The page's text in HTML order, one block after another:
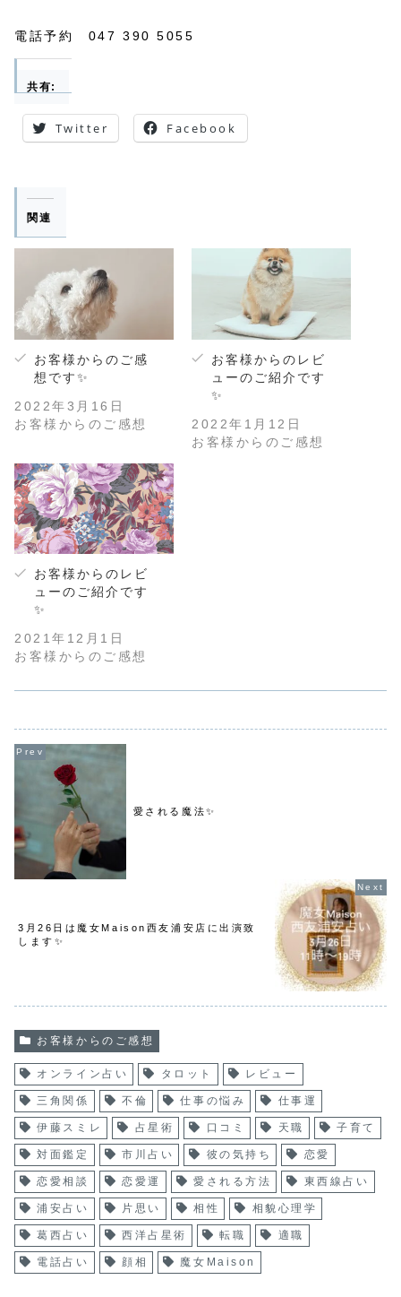
電話予約 047 390 5055
共有:
Twitter Facebook
関連
お客様からのご感
想です✨
2022年3月16日
お客様からのご感想
お客様からのレビ
ューのご紹介です
✨
2022年1月12日
お客様からのご感想
お客様からのレビ
ューのご紹介です
✨
2021年12月1日
お客様からのご感想
愛される魔法✨
3月26日は魔女Maison西友浦安店に出演致
します✨
お客様からのご感想
オンライン占い タロット レビュー
三角関係 不倫 仕事の悩み 仕事運
伊藤スミレ 占星術 口コミ 天職 子育て
対面鑑定 市川占い 彼の気持ち 恋愛
恋愛相談 恋愛運 愛される方法 東西線占い
浦安占い 片思い 相性 相貌心理学
葛西占い 西洋占星術 転職 適職
電話占い 顔相 魔女Maison